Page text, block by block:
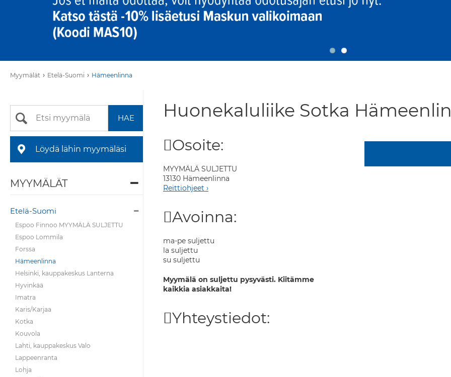
Myymälät › Etelä-Suomi › Hämeenlinna
MYYMÄLÄT
Löydä lähin myymäläsi
Etelä-Suomi
Espoo Finnoo MYYMÄLÄ SULJETTU
Espoo Lommila
Forssa
Hämeenlinna
Helsinki, kauppakeskus Lanterna
Hyvinkää
Imatra
Karis/Karjaa
Kotka
Kouvola
Lahti, kauppakeskus Valo
Lappeenranta
Lohja
Huonekaluliike Sotka
Osoite:
MYYMÄLÄ SULJETTU
13130 Hämeenlinna
Reittiohjeet ›
Avoinna:
ma-pe suljettu
la suljettu
su suljettu
Myymälä on suljettu pysyvästi. Kiitämme
kaikkia asiakkaita!
Yhteystiedot: